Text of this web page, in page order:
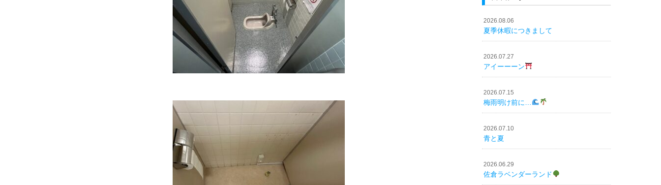
2026.08.06
夏季休暇につきまして
2026.07.27
アイーーーン
2026.07.15
梅雨明け前に…
2026.07.10
青と夏
2026.06.29
佐倉ラベンダーランド